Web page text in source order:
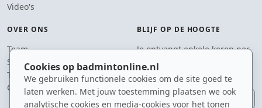
Cookies op badmintonline.nl
We gebruiken functionele cookies om de site goed te
laten werken. Met jouw toestemming plaatsen we ook
analytische cookies en media-cookies voor het tonen
Video's
OVER ONS
Team
Supporters
Tip de redactie
Contact
BLIJF OP DE HOOGTE
Je ontvangt enkele keren per
jaar een e-mail met het
laatste badmintonnieuws.
E-mailadres